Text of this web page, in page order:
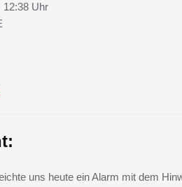
12:38 Uhr
uns heute ein Alarm mit dem